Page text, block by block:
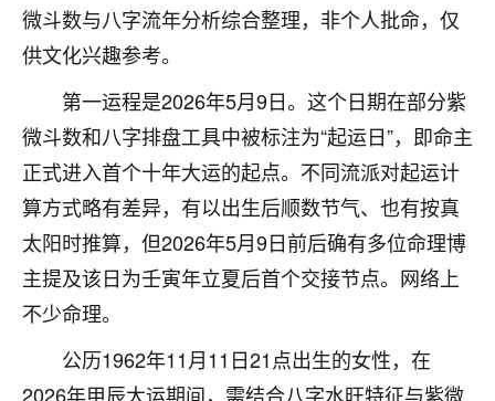
微斗数与八字流年分析综合整理，非个人批命，仅
供文化兴趣参考。
第一运程是2026年5月9日。这个日期在部分紫
微斗数和八字排盘工具中被标注为“起运日”，即命主
正式进入首个十年大运的起点。不同流派对起运计
算方式略有差异，有以出生后顺数节气、也有按真
太阳时推算，但2026年5月9日前后确有多位命理博
主提及该日为壬寅年立夏后首个交接节点。网络上
不少命理。
公历1962年11月11日21点出生的女性，在
2026年甲辰大运期间，需结合八字水旺特征与紫微
我身体不太好，总是病病殃殃的，去检查又没什么大
问题，反正就是不舒服。中医西医看遍了，找不到问
题，后来无意中看到有人推荐慧来老师，跟老师聊过
之后，心情豁然开朗，也听老师建议，处理了一些因
果问题。今年以来，身体比以前好多，主要是心情好
了，老师说境随心转，现在深有体会了。
鹿森：是的，其实跟老师聊过之后，最大的感
触，首先就是心态会变好，万般皆是命，半点
不由人！
1天前 来自四川 9
金白水清
我也想找老师看看，有没有人给个联系方式的啊？